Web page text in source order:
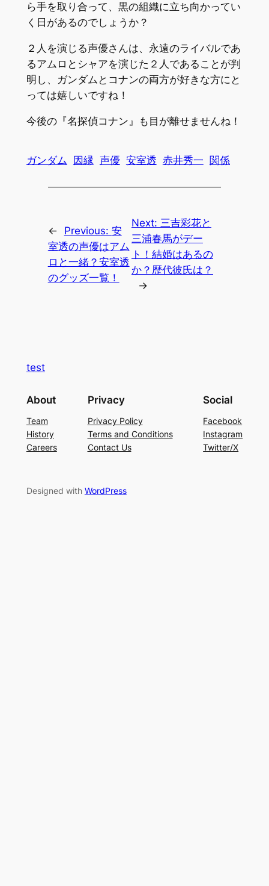
ら手を取り合って、黒の組織に立ち向かってい
く日があるのでしょうか？
２人を演じる声優さんは、永遠のライバルであ
るアムロとシャアを演じた２人であることが判
明し、ガンダムとコナンの両方が好きな方にと
っては嬉しいですね！
今後の『名探偵コナン』も目が離せませんね！
ガンダム 因縁 声優 安室透 赤井秀一 関係
← Previous: 安
室透の声優はアム
ロと一緒？安室透
のグッズ一覧！
Next: 三吉彩花と
三浦春馬がデー
ト！結婚はあるの
か？歴代彼氏は？
→
test
About
Team
History
Careers
Privacy
Privacy Policy
Terms and Conditions
Contact Us
Social
Facebook
Instagram
Twitter/X
Designed with WordPress